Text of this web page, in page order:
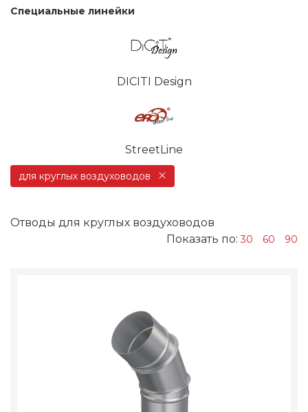
Специальные линейки
DICITI Design
StreetLine
для круглых воздуховодов
Отводы для круглых воздуховодов
Показать по:30 60 90